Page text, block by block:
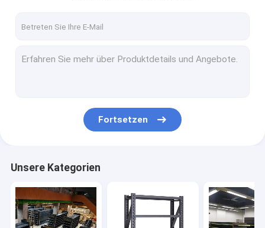
Fortsetzen
Unsere Kategorien